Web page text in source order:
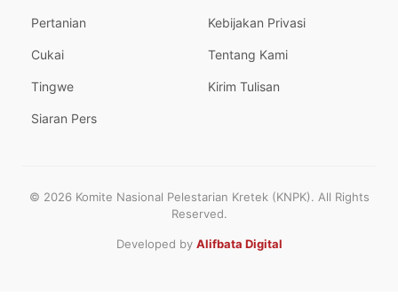
Pertanian
Cukai
Tingwe
Siaran Pers
Kebijakan Privasi
Tentang Kami
Kirim Tulisan
© 2026 Komite Nasional Pelestarian Kretek (KNPK). All Rights
Reserved.
Developed by Alifbata Digital